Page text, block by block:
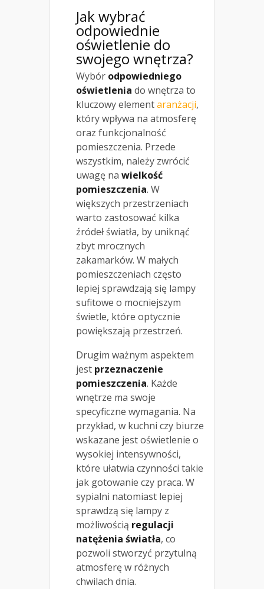
Jak wybrać
odpowiednie
oświetlenie do
swojego wnętrza?
Wybór odpowiedniego
oświetlenia do wnętrza to
kluczowy elementaranżacji,
który wpływa na atmosferę
oraz funkcjonalność
pomieszczenia. Przede
wszystkim, należy zwrócić
uwagę na wielkość
pomieszczenia. W
większych przestrzeniach
warto zastosować kilka
źródeł światła, by uniknąć
zbyt mrocznych
zakamarków. W małych
pomieszczeniach często
lepiej sprawdzają się lampy
sufitowe o mocniejszym
świetle, które optycznie
powiększają przestrzeń.
Drugim ważnym aspektem
jest przeznaczenie
pomieszczenia. Każde
wnętrze ma swoje
specyficzne wymagania. Na
przykład, w kuchni czy biurze
wskazane jest oświetlenie o
wysokiej intensywności,
które ułatwia czynności takie
jak gotowanie czy praca. W
sypialni natomiast lepiej
sprawdzą się lampy z
możliwością regulacji
natężenia światła, co
pozwoli stworzyć przytulną
atmosferę w różnych
chwilach dnia.